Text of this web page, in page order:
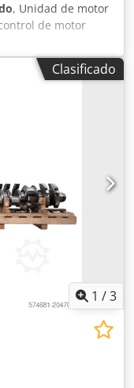
, Unidad de motor
de motor
10 Procedente de:
2017 Cevoman
Clasificado
1 /3